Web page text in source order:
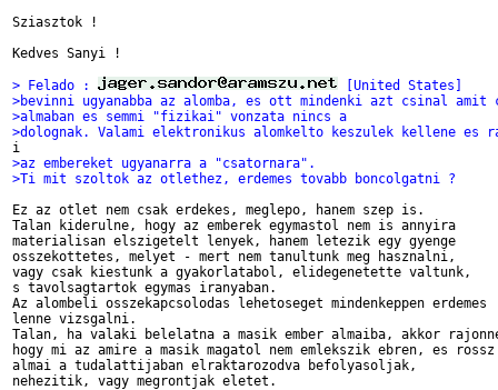
Sziasztok !
Kedves Sanyi !
> Felado :
[United States]
>bevinni ugyanabba az alomba, es ott mindenki azt csinal amit
>almaban es semmi "fizikai" vonzata nincs a
>dolognak. Valami elektronikus alomkelto keszulek kellene es
>az embereket ugyanarra a "csatornara".
>Ti mit szoltok az otlethez, erdemes tovabb boncolgatni ?
Ez az otlet nem csak erdekes, meglepo, hanem szep is.
Talan kiderulne, hogy az emberek egymastol nem is annyira
materialisan elszigetelt lenyek, hanem letezik egy gyenge
osszekottetes, melyet - mert nem tanultunk meg hasznalni,
vagy csak kiestunk a gyakorlatabol, elidegenetette valtunk,
s tavolsagtartok egymas iranyaban.
Az alombeli osszekapcsolodas lehetoseget mindenkeppen erdemes
lenne vizsgalni.
Talan, ha valaki belelatna a masik ember almaiba, akkor
hogy mi az amire a masik magatol nem emlekszik ebren, es
almai a tudalattijaban elraktarozodva befolyasoljak,
nehezitik, vagy megrontjak eletet.